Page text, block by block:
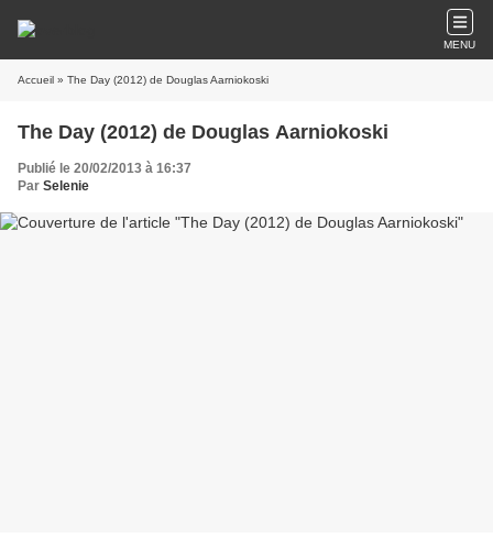
MENU
Accueil » The Day (2012) de Douglas Aarniokoski
The Day (2012) de Douglas Aarniokoski
Publié le 20/02/2013 à 16:37
Par Selenie